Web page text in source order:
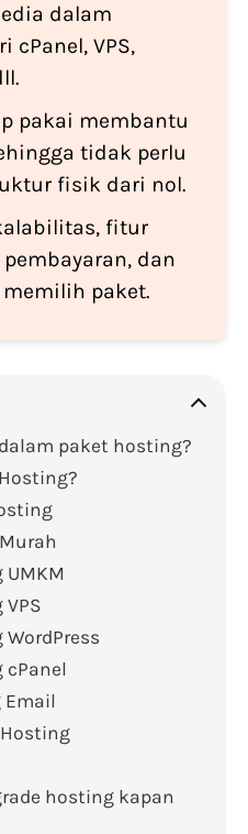
dalam
cPanel, VPS,
pakai membantu
tidak perlu
fisik dari nol.
fitur
dan
paket.
paket hosting?
UMKM
cPanel
Email
hosting kapan